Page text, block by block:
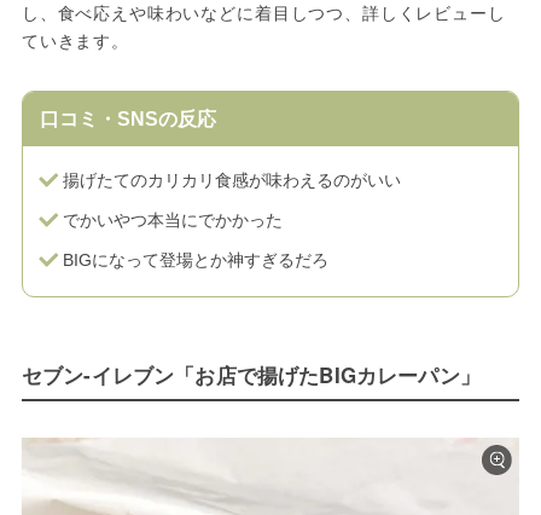
し、食べ応えや味わいなどに着目しつつ、詳しくレビューし
ていきます。
口コミ・SNSの反応
揚げたてのカリカリ食感が味わえるのがいい
でかいやつ本当にでかかった
BIGになって登場とか神すぎるだろ
セブン-イレブン「お店で揚げたBIGカレーパン」